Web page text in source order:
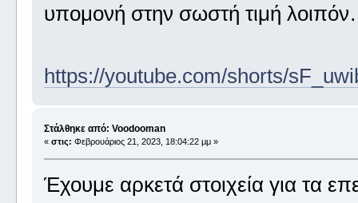
υπομονή στην σωστή τιμή
https://youtube.com/shorts/
Στάλθηκε από: Voodooman
« στις: Φεβρουάριος 21, 2023, 18:04:22 μμ »
Έχουμε αρκετά στοιχεία για τα